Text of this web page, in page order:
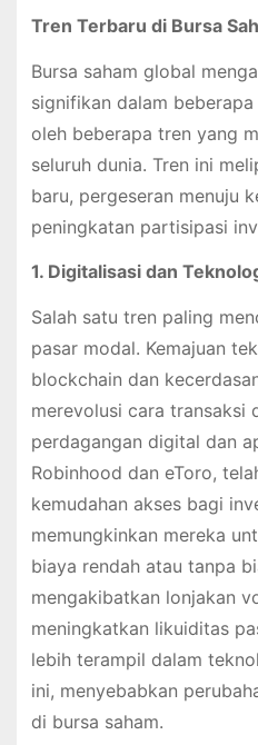
Tren Terbaru di Bursa
Bursa saham global
signifikan dalam
oleh beberapa tren yang
seluruh dunia. Tren ini
baru, pergeseran menuju
peningkatan partisipasi
1. Digitalisasi dan
Salah satu tren paling
pasar modal. Kemajuan
blockchain dan
merevolusi cara transaksi
perdagangan digital dan
Robinhood dan eToro,
kemudahan akses bagi
memungkinkan mereka
biaya rendah atau tanpa
mengakibatkan lonjakan
meningkatkan likuiditas
lebih terampil dalam
ini, menyebabkan
di bursa saham.